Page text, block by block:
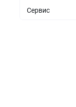
Сервис